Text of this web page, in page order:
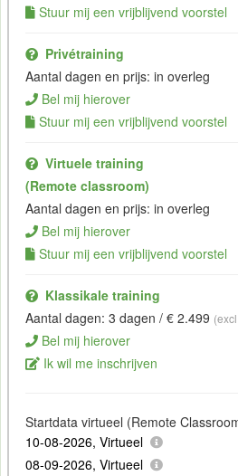
Stuur mij een vrijblijvend voorstel
Privétraining
Aantal dagen en prijs: in overleg
Bel mij hierover
Stuur mij een vrijblijvend voorstel
Virtuele training
(Remote classroom)
Aantal dagen en prijs: in overleg
Bel mij hierover
Stuur mij een vrijblijvend voorstel
Klassikale training
Aantal dagen: 3 dagen / € 2.499
Bel mij hierover
Ik wil me inschrijven
Startdata virtueel (Remote
10-08-2026, Virtueel
08-09-2026, Virtueel